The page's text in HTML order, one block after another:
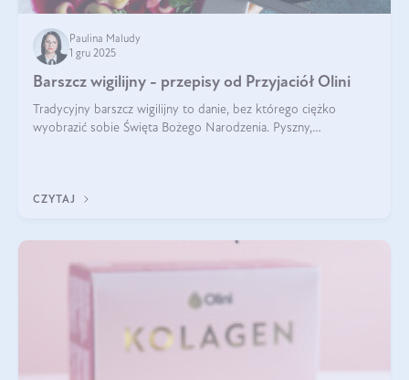
Paulina Maludy
1 gru 2025
Barszcz wigilijny - przepisy od Przyjaciół Olini
Tradycyjny barszcz wigilijny to danie, bez którego ciężko
wyobrazić sobie Święta Bożego Narodzenia. Pyszny,
CZYTAJ